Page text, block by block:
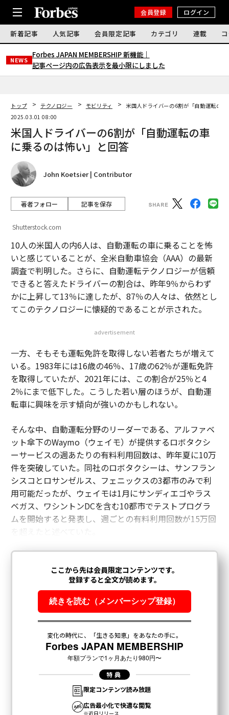
会員登録 ログイン
新着記事 人気記事 会員限定記事 カテゴリ 連載
NEWS
Forbes JAPAN MEMBERSHIP 新機能｜
記事ページ内の広告表示を最小限にしました
トップ テクノロジー モビリティ
米国人ドライバーの6割が「自動運転の
2025.03.01 08:00
米国人ドライバーの6割が「自動運転の車
に乗るのは怖い」と回答
John Koetsier | Contributor
著者フォロー 記事を保存
Shutterstock.com
10人の米国人の内6人は、自動運転の車に乗ることを怖
いと感じていることが、全米自動車協会（AAA）の最新
調査で判明した。さらに、自動運転テクノロジーが信頼
できると答えたドライバーの割合は、昨年9％からわず
かに上昇して13％に達したが、87％の人々は、依然とし
てこのテクノロジーに懐疑的であることが示された。
advertisement
一方、そもそも運転免許を取得しない若者たちが増えて
いる。1983年には16歳の46％、17歳の62％が運転免許
を取得していたが、2021年には、この割合が25％と4
2％にまで低下した。こうした若い層のほうが、自動運
転車に興味を示す傾向が強いのかもしれない。
そんな中、自動運転分野のリーダーである、アルファベ
ット傘下のWaymo（ウェイモ）が提供するロボタクシ
ーサービスの週あたりの有料利用回数は、昨年夏に10万
件を突破していた。同社のロボタクシーは、サンフラン
シスコとロサンゼルス、フェニックスの3都市のみで利
用可能だったが、ウェイモは1月にサンディエゴやラス
ベガス、ワシントンDCを含む10都市でテストプログラ
ムを開始すると発表し、週ごとの有料利用回数が15万回